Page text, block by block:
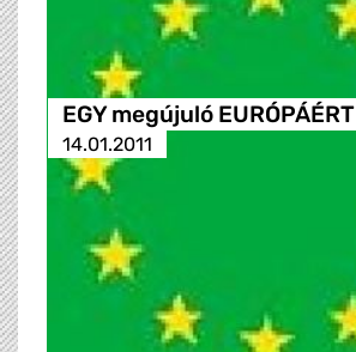
EGY megújuló EURÓPÁÉRT
14.01.2011